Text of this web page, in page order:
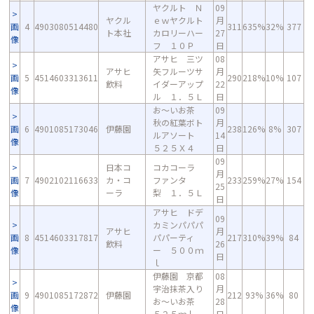
画
像
4 4903080514480
ヤクル
ト本社
ヤクルト Ｎ
ｅｗヤクルト
カロリーハー
フ １０Ｐ
09
月
27
日
311 635%32% 377
画
像
5 4514603313611
アサヒ
飲料
アサヒ 三ツ
矢フルーツサ
イダーアップ
ル １．５Ｌ
08
月
22
日
290218%10% 107
画
像
6 4901085173046 伊藤園
お～いお茶
秋の紅葉ボト
ルアソート
５２５Ｘ４
09
月
14
日
238126% 8% 307
画
像
7 4902102116633
日本コ
カ・コ
ーラ
コカコーラ
ファンタ
梨 １．５Ｌ
09
月
25
日
233259%27% 154
画
像
8 4514603317817
アサヒ
飲料
アサヒ ドデ
カミンパパパ
パパーティ
ー ５００ｍ
ｌ
09
月
26
日
217310%39% 84
画
像
9 4901085172872 伊藤園
伊藤園 京都
宇治抹茶入り
お～いお茶
08
月
28
212 93% 36% 80